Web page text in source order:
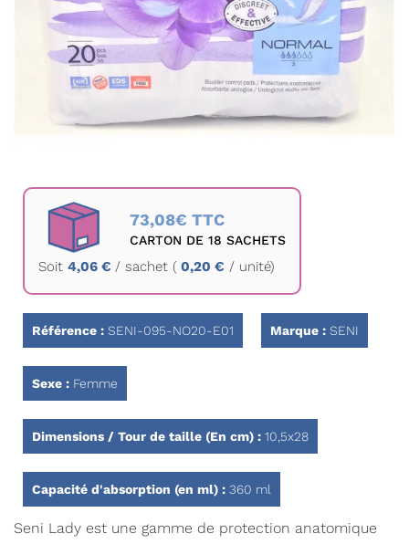
Passer
Galerie
73,08€ TTC
CARTON DE 18 SACHETS
Soit 4,06 € / sachet ( 0,20 € / unité)
Référence : SENI-095-NO20-E01 Marque : SENI
Sexe : Femme
Dimensions / Tour de taille (En cm) : 10,5x28
Capacité d'absorption (en ml) : 360 ml
Seni Lady est une gamme de protection anatomique